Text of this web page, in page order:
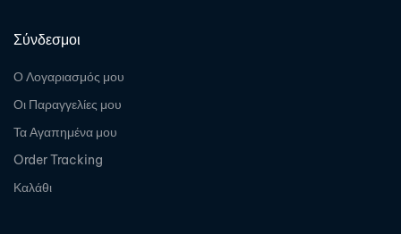
Σύνδεσμοι
Ο Λογαριασμός μου
Οι Παραγγελίες μου
Τα Αγαπημένα μου
Order Tracking
Καλάθι